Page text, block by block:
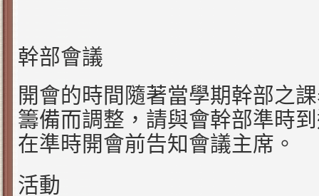
幹部會議
開會的時間隨著當學期幹部之
籌備而調整，請與會幹部準時
在準時開會前告知會議主席。
活動